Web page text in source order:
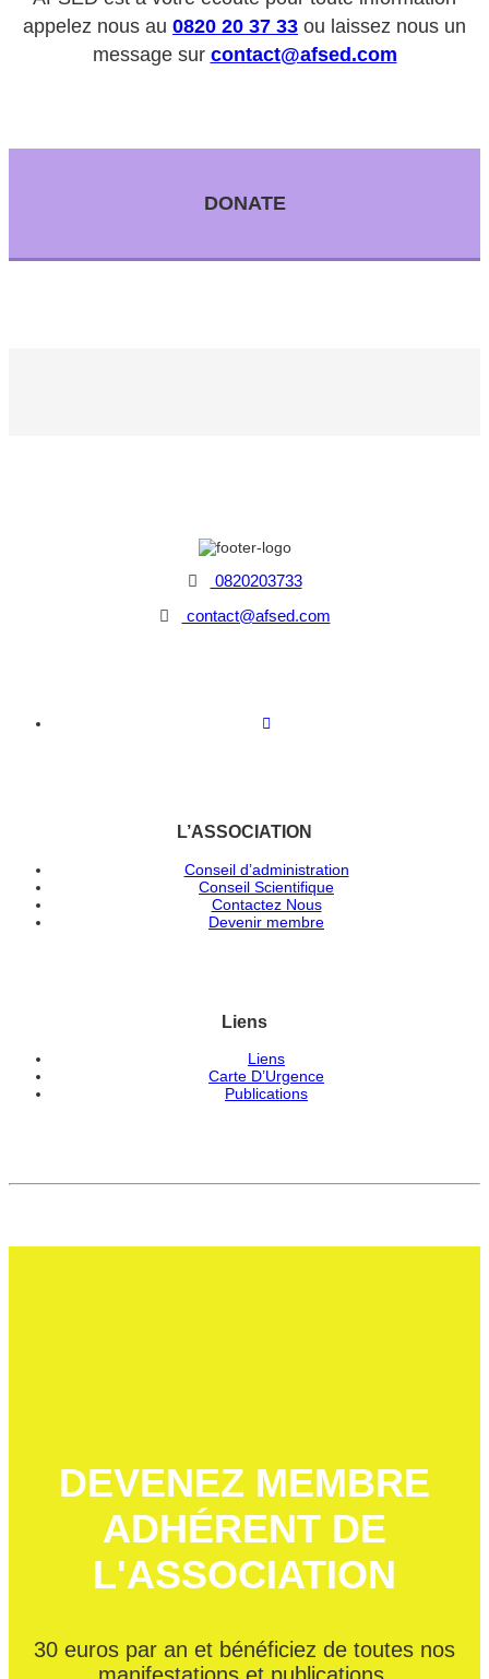
appelez nous au 0820 20 37 33 ou laissez nous un
message sur contact@afsed.com
DONATE
0820203733
contact@afsed.com
L’ASSOCIATION
Conseil d’administration
Conseil Scientifique
Contactez Nous
Devenir membre
Liens
Liens
Carte D’Urgence
Publications
DEVENEZ MEMBRE
ADHÉRENT DE
L'ASSOCIATION
30 euros par an et bénéficiez de toutes nos